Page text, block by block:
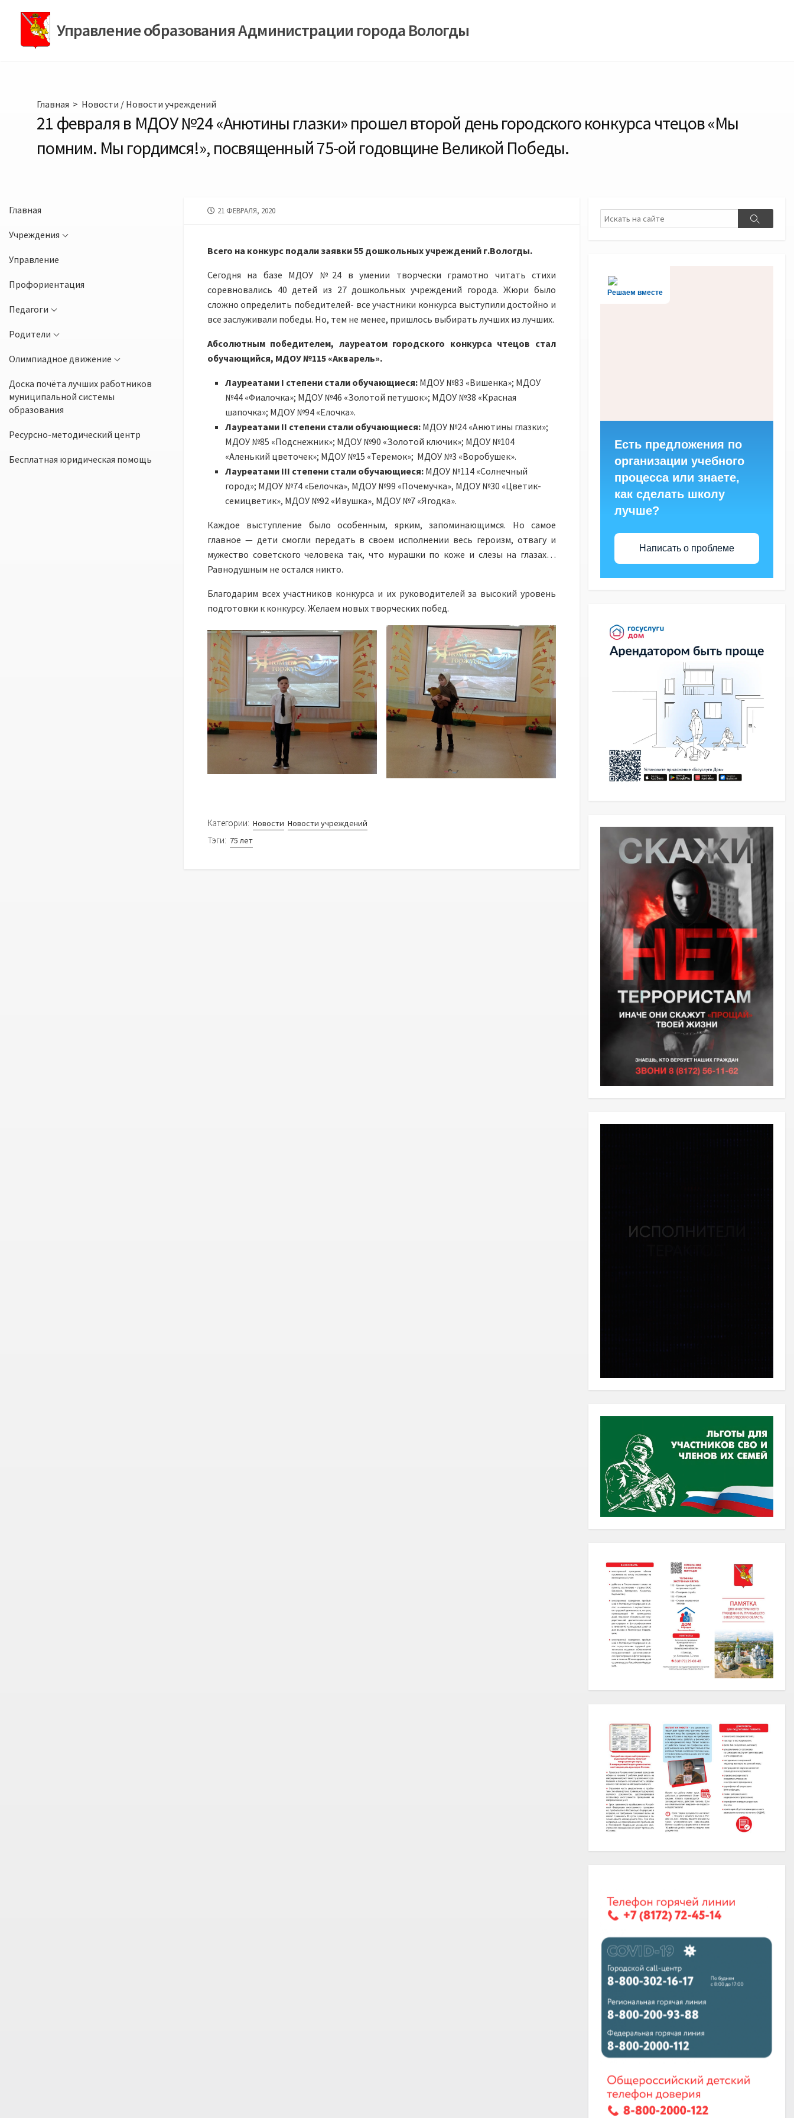
содержимомуУправление образования Администрации города Вологды
Главная > Новости / Новости учреждений
21 февраля в МДОУ №24 «Анютины глазки» прошел второй день городского конкурса чтецов «Мы
помним. Мы гордимся!», посвященный 75-ой годовщине Великой Победы.
Главная
Учреждения
Управление
Профориентация
Педагоги
Родители
Олимпиадное движение
Доска почёта лучших работников
муниципальной системы
образования
Ресурсно-методический центр
Бесплатная юридическая помощь
ДАТА
21 ФЕВРАЛЯ, 2020
Всего на конкурс подали заявки 55 дошкольных учреждений г.Вологды.
Сегодня на базе МДОУ №24 в умении творчески грамотно читать стихи
соревновались 40 детей из 27 дошкольных учреждений города. Жюри было
сложно определить победителей- все участники конкурса выступили достойно и
все заслуживали победы. Но, тем не менее, пришлось выбирать лучших из лучших.
Абсолютным победителем, лауреатом городского конкурса чтецов стал
обучающийся, МДОУ №115 «Акварель».
Лауреатами I степени стали обучающиеся: МДОУ №83 «Вишенка»; МДОУ
№44 «Фиалочка»; МДОУ №46 «Золотой петушок»; МДОУ №38 «Красная
шапочка»; МДОУ №94 «Елочка».
Лауреатами II степени стали обучающиеся:МДОУ №24 «Анютины глазки»;
МДОУ №85 «Подснежник»; МДОУ №90 «Золотой ключик»; МДОУ №104
«Аленький цветочек»; МДОУ №15 «Теремок»; МДОУ №3 «Воробушек».
Лауреатами III степени стали обучающиеся:МДОУ №114 «Солнечный
город»; МДОУ №74 «Белочка», МДОУ №99 «Почемучка», МДОУ №30 «Цветик-
семицветик», МДОУ №92 «Ивушка», МДОУ №7 «Ягодка».
Каждое выступление было особенным, ярким, запоминающимся. Но самое
главное — дети смогли передать в своем исполнении весь героизм, отвагу и
мужество советского человека так, что мурашки по коже и слезы на глазах…
Равнодушным не остался никто.
Благодарим всех участников конкурса и их руководителей за высокий уровень
подготовки к конкурсу. Желаем новых творческих побед.
Категории: Новости Новости учреждений
Тэги: 75 лет
Поиск
Поиск
Решаем вместе
Есть предложения по
организации учебного
процесса или знаете,
как сделать школу
лучше?
Написать о проблеме